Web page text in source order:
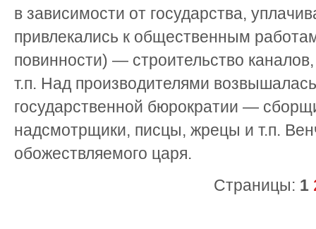
в зависимости от государства,
привлекались к общественным
повинности) — строительство
т.п. Над производителями
государственной бюрократии —
надсмотрщики, писцы, жрецы и т.п.
обожествляемого царя.
Страницы: 1